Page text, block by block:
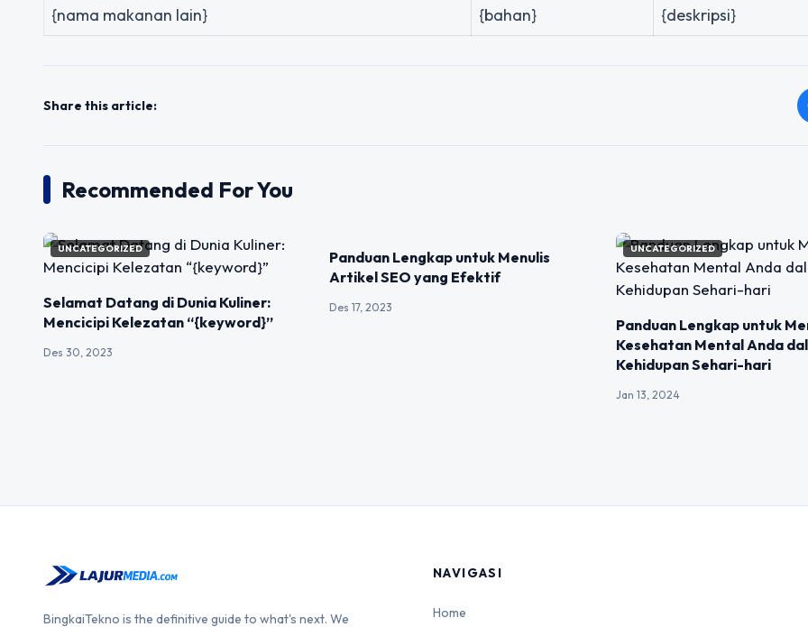
{nama makanan lain}
{bahan} {deskripsi}
Share this article:
Recommended For You
UNCATEGORIZED
Selamat Datang di Dunia Kuliner:
Mencicipi Kelezatan “{keyword}”
Des 30, 2023
Panduan Lengkap untuk Menulis
Artikel SEO yang Efektif
Des 17, 2023
UNCATEGORIZED
Panduan Lengkap untuk
Kesehatan Mental Anda
Kehidupan Sehari-hari
Jan 13, 2024
BingkaiTekno is the definitive guide to what's next. We
NAVIGASI
Home